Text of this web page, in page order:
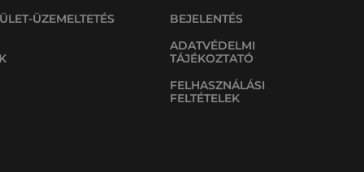
ÜZEMELTETÉS
BEJELENTÉS
ADATVÉDELMI
TÁJÉKOZTATÓ
FELHASZNÁLÁSI
FELTÉTELEK